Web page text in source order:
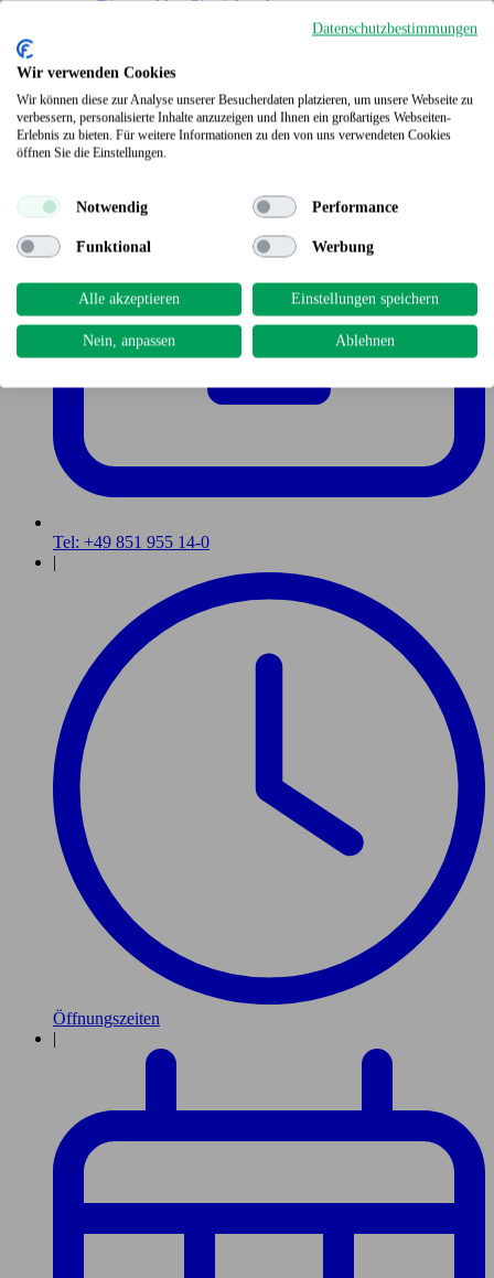
Bitte melden Sie sich an!
Tel: +49 851 955 14-0
|
Öffnungszeiten
|
Datenschutzbestimmungen
Wir verwenden Cookies
Wir können diese zur Analyse unserer Besucherdaten platzieren, um unsere Webseite zu
verbessern, personalisierte Inhalte anzuzeigen und Ihnen ein großartiges Webseiten-
Erlebnis zu bieten. Für weitere Informationen zu den von uns verwendeten Cookies
öffnen Sie die Einstellungen.
Notwendig Performance
Funktional Werbung
Alle akzeptieren Einstellungen speichern
Nein, anpassen Ablehnen